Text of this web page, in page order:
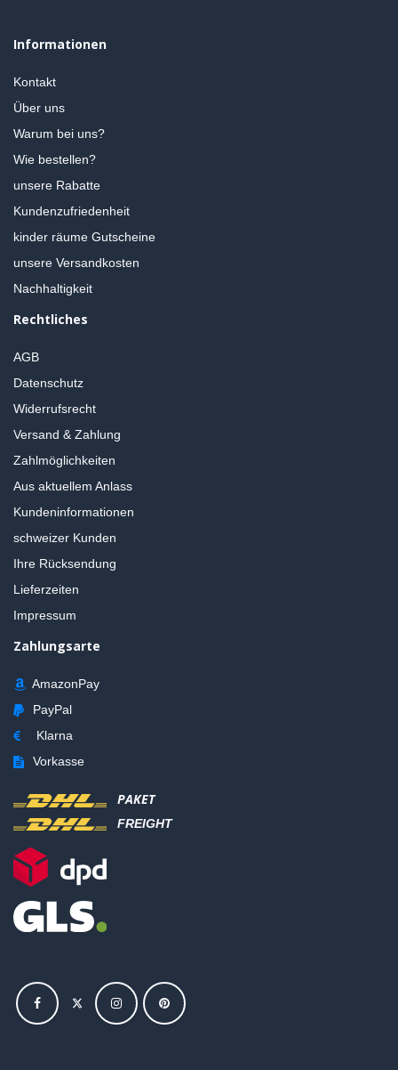
Informationen
Kontakt
Über uns
Warum bei uns?
Wie bestellen?
unsere Rabatte
Kundenzufriedenheit
kinder räume Gutscheine
unsere Versandkosten
Nachhaltigkeit
Rechtliches
AGB
Datenschutz
Widerrufsrecht
Versand & Zahlung
Zahlmöglichkeiten
Aus aktuellem Anlass
Kundeninformationen
schweizer Kunden
Ihre Rücksendung
Lieferzeiten
Impressum
Zahlungsarte
AmazonPay
PayPal
Klarna
Vorkasse
PAKET
FREIGHT